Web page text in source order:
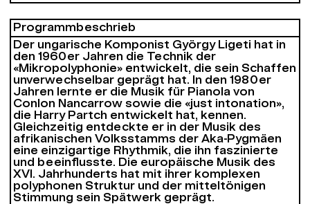
Programm­beschrieb
Der ungarische Komponist György Ligeti hat in
den 1960er Jahren die Technik der
«Mikropolyphonie» entwickelt, die sein Schaffen
unverwechselbar geprägt hat. In den 1980er
Jahren lernte er die Musik für Pianola von
Conlon Nancarrow sowie die «just intonation»,
die Harry Partch entwickelt hat, kennen.
Gleichzeitig entdeckte er in der Musik des
afrikanischen Volksstamms der Aka-Pygmäen
eine einzigartige Rhythmik, die ihn faszinierte
und beeinflusste. Die europäische Musik des
XVI. Jahrhunderts hat mit ihrer komplexen
polyphonen Struktur und der mitteltönigen
Stimmung sein Spätwerk geprägt.